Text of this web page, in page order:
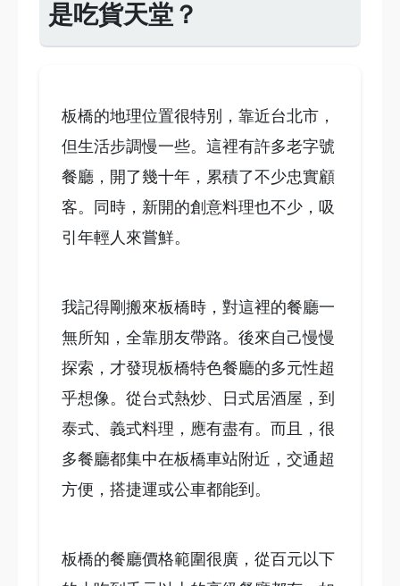
是吃貨天堂？
板橋的地理位置很特別，靠近台北市，
但生活步調慢一些。這裡有許多老字號
餐廳，開了幾十年，累積了不少忠實顧
客。同時，新開的創意料理也不少，吸
引年輕人來嘗鮮。
我記得剛搬來板橋時，對這裡的餐廳一
無所知，全靠朋友帶路。後來自己慢慢
探索，才發現板橋特色餐廳的多元性超
乎想像。從台式熱炒、日式居酒屋，到
泰式、義式料理，應有盡有。而且，很
多餐廳都集中在板橋車站附近，交通超
方便，搭捷運或公車都能到。
板橋的餐廳價格範圍很廣，從百元以下